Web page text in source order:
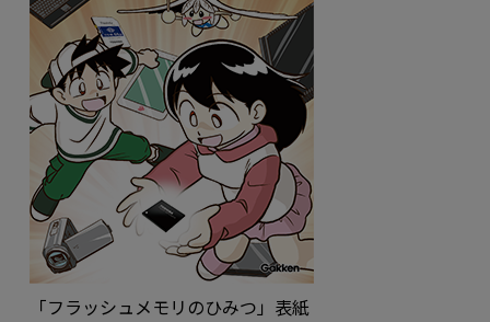
「フラッシュメモリのひみつ」表紙